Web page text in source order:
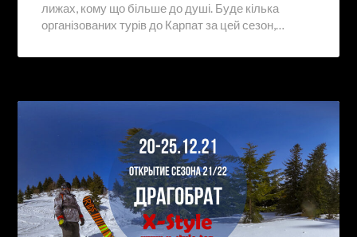
лижах, кому що більше до душі. Буде кілька
організованих турів до Карпат за цей сезон,…